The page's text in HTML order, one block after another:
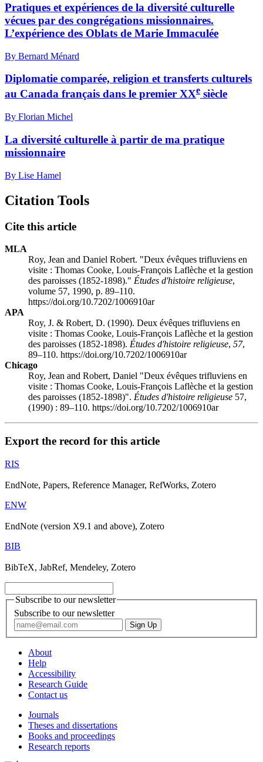
Pratiques et expériences de la diversité culturelle
vécues par des congrégations missionnaires.
L’expérience des Oblats de Marie Immaculée
By Bernard Ménard
Diplomatie comparée, religion et transferts culturels
au Canada français dans le premier XXe siècle
By Florian Michel
La diversité culturelle à partir de ma pratique
missionnaire
By Lise Hamel
Citation Tools
Cite this article
MLA
Roy, Jean and Daniel Robert. "Deux évêques trifluviens en
visite : Thomas Cooke, Louis-François Laflèche et la gestion
des paroisses (1852-1898)." Études d'histoire religieuse,
volume 57, 1990, p. 89–110.
https://doi.org/10.7202/1006910ar
APA
Roy, J. & Robert, D. (1990). Deux évêques trifluviens en
visite : Thomas Cooke, Louis-François Laflèche et la gestion
des paroisses (1852-1898). Études d'histoire religieuse, 57,
89–110. https://doi.org/10.7202/1006910ar
Chicago
Roy, Jean and Robert, Daniel "Deux évêques trifluviens en
visite : Thomas Cooke, Louis-François Laflèche et la gestion
des paroisses (1852-1898)". Études d'histoire religieuse 57,
(1990) : 89–110. https://doi.org/10.7202/1006910ar
Export the record for this article
RIS
EndNote, Papers, Reference Manager, RefWorks, Zotero
ENW
EndNote (version X9.1 and above), Zotero
BIB
BibTeX, JabRef, Mendeley, Zotero
Subscribe to our newsletter
Subscribe to our newsletter
About
Help
Accessibility
Research Guide
Contact us
Journals
Theses and dissertations
Books and proceedings
Research reports